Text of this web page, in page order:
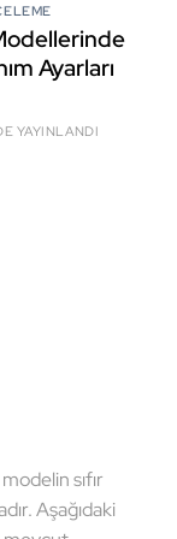
Ayarları
YAYINLANDI
sıfır
Aşağıdaki